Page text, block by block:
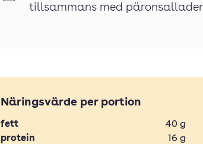
tillsammans med
Näringsvärde per portion
fett 40 g
protein
16 g